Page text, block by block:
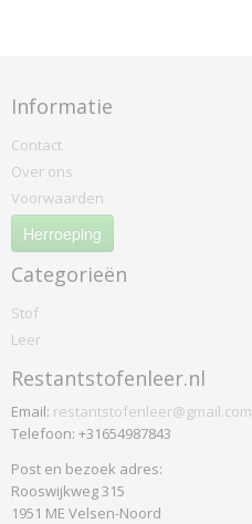
Informatie
Contact
Over ons
Voorwaarden
Herroeping
Categorieën
Stof
Leer
Restantstofenleer.nl
Email: restantstofenleer@gmail.com
Telefoon: +31654987843
Post en bezoek adres:
Rooswijkweg 315
1951 ME Velsen-Noord